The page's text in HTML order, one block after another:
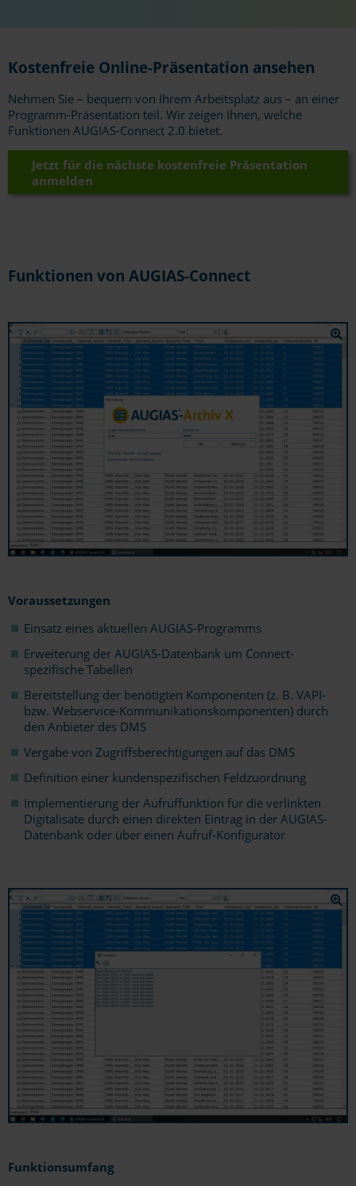
Kostenfreie Online-Präsentation ansehen
Nehmen Sie – bequem von Ihrem Arbeitsplatz aus – an einer
Programm-Präsentation teil. Wir zeigen Ihnen, welche
Funktionen AUGIAS-Connect 2.0 bietet.
Jetzt für die nächste kostenfreie Präsentation
anmelden
Funktionen von AUGIAS-Connect
Voraussetzungen
Einsatz eines aktuellen AUGIAS-Programms
Erweiterung der AUGIAS-Datenbank um Connect-
spezifische Tabellen
Bereitstellung der benötigten Komponenten (z. B. VAPI-
bzw. Webservice-Kommunikationskomponenten) durch
den Anbieter des DMS
Vergabe von Zugriffsberechtigungen auf das DMS
Definition einer kundenspezifischen Feldzuordnung
Implementierung der Aufruffunktion für die verlinkten
Digitalisate durch einen direkten Eintrag in der AUGIAS-
Datenbank oder über einen Aufruf-Konfigurator
Funktionsumfang